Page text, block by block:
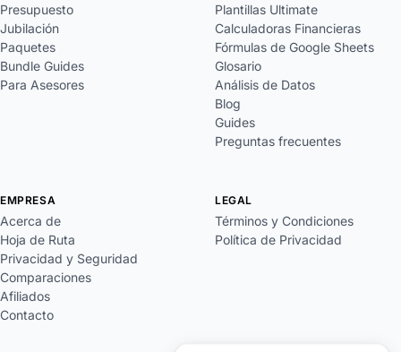
Presupuesto
Jubilación
Paquetes
Bundle Guides
Para Asesores
Plantillas Ultimate
Calculadoras Financieras
Fórmulas de Google Sheets
Glosario
Análisis de Datos
Blog
Guides
Preguntas frecuentes
EMPRESA
Acerca de
Hoja de Ruta
Privacidad y Seguridad
Comparaciones
Afiliados
Contacto
LEGAL
Términos y Condiciones
Política de Privacidad